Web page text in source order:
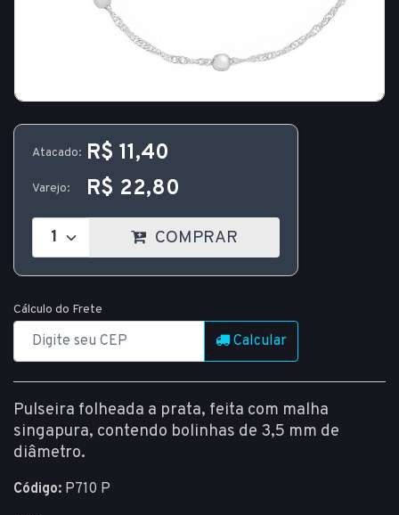
Atacado: R$ 11,40
Varejo: R$ 22,80
COMPRAR
Cálculo do Frete
Calcular
Pulseira folheada a prata, feita com malha
singapura, contendo bolinhas de 3,5 mm de
diâmetro.
Código: P710 P